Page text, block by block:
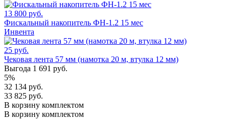
13 800 руб.
Фискальный накопитель ФН-1.2 15 мес
Инвента
25 руб.
Чековая лента 57 мм (намотка 20 м, втулка 12 мм)
Выгода 1 691 руб.
5%
32 134 руб.
33 825 руб.
В корзину комплектом
В корзину комплектом